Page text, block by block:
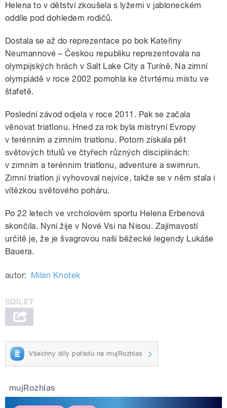
Helena to v dětství zkoušela s lyžemi v jabloneckém
oddíle pod dohledem rodičů.
Dostala se až do reprezentace po bok Kateřiny
Neumannové – Českou republiku reprezentovala na
olympijských hrách v Salt Lake City a Turíně. Na zimní
olympiádě v roce 2002 pomohla ke čtvrtému místu ve
štafetě.
Poslední závod odjela v roce 2011. Pak se začala
věnovat triatlonu. Hned za rok byla mistryní Evropy
v terénním a zimním triatlonu. Potom získala pět
světových titulů ve čtyřech různých disciplínách:
v zimním a terénním triatlonu, adventure a swimrun.
Zimní triatlon jí vyhovoval nejvíce, takže se v něm stala i
vítězkou světového poháru.
Po 22 letech ve vrcholovém sportu Helena Erbenová
skončila. Nyní žije v Nové Vsi na Nisou. Zajímavostí
určitě je, že je švagrovou naší běžecké legendy Lukáše
Bauera.
autor: Milan Knotek
Všechny díly pořadu na mujRozhlas
mujRozhlas